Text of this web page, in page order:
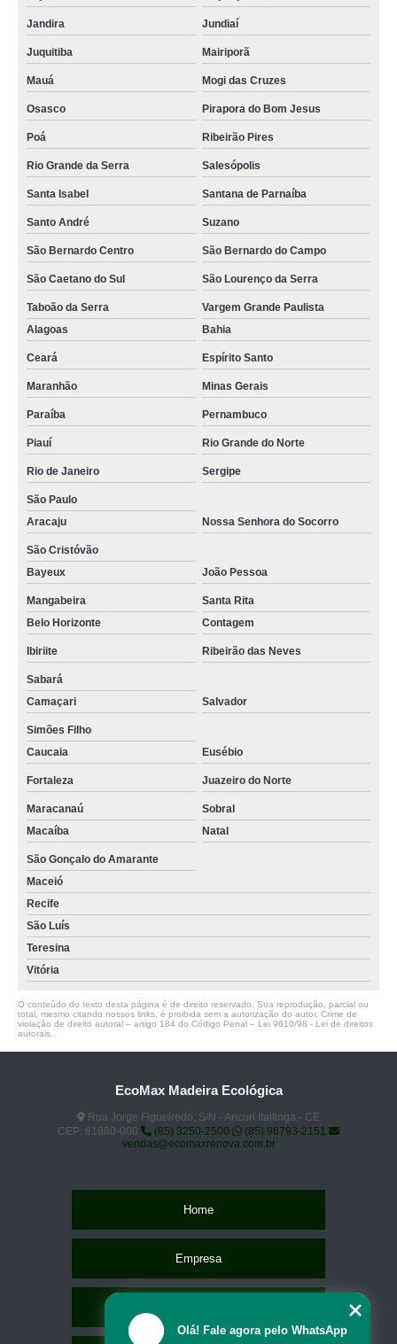
Jandira Jundiaí
Juquitiba Mairiporã
Mauá Mogi das Cruzes
Osasco Pirapora do Bom Jesus
Poá Ribeirão Pires
Rio Grande da Serra Salesópolis
Santa Isabel Santana de Parnaíba
Santo André Suzano
São Bernardo Centro São Bernardo do Campo
São Caetano do Sul São Lourenço da Serra
Taboão da Serra
Vargem Grande Paulista
Alagoas
Bahia
Ceará Espírito Santo
Maranhão Minas Gerais
Paraíba Pernambuco
Piauí Rio Grande do Norte
Rio de Janeiro Sergipe
São Paulo
Aracaju
Nossa Senhora do Socorro
São Cristóvão
Bayeux
João Pessoa
Mangabeira
Santa Rita
Belo Horizonte
Contagem
Ibiriite Ribeirão das Neves
Sabará
Camaçari
Salvador
Simões Filho
Caucaia
Eusébio
Fortaleza Juazeiro do Norte
Maracanaú
Sobral
Macaíba
Natal
São Gonçalo do Amarante
Maceió
Recife
São Luís
Teresina
Vitória
O conteúdo do texto desta página é de direito reservado. Sua reprodução, parcial ou
total, mesmo citando nossos links, é proibida sem a autorização do autor. Crime de
violação de direito autoral – artigo 184 do Código Penal – Lei 9610/98 - Lei de direitos
autorais
EcoMax Madeira Ecológica
Rua Jorge Figueiredo, S/N - Ancuri Itaitinga - CE
CEP: 61880-000
(85) 3250-2500
(85) 98793-2151
vendas@ecomaxrenova.com.br
Home
Empresa
Olá! Fale agora pelo WhatsApp